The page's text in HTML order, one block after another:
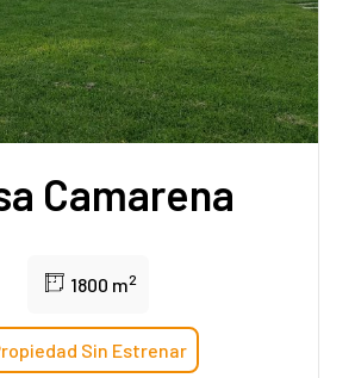
Camarena
1800 m2
Sin Estrenar